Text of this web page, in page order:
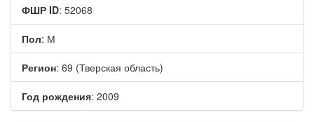
ФШР ID: 52068
Пол: М
Регион: 69 (Тверская область)
Год рождения: 2009